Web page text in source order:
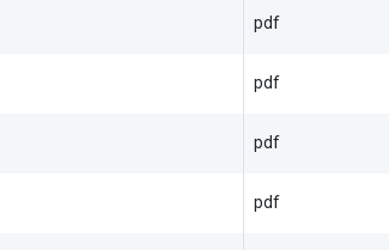
pdf
pdf
pdf
pdf